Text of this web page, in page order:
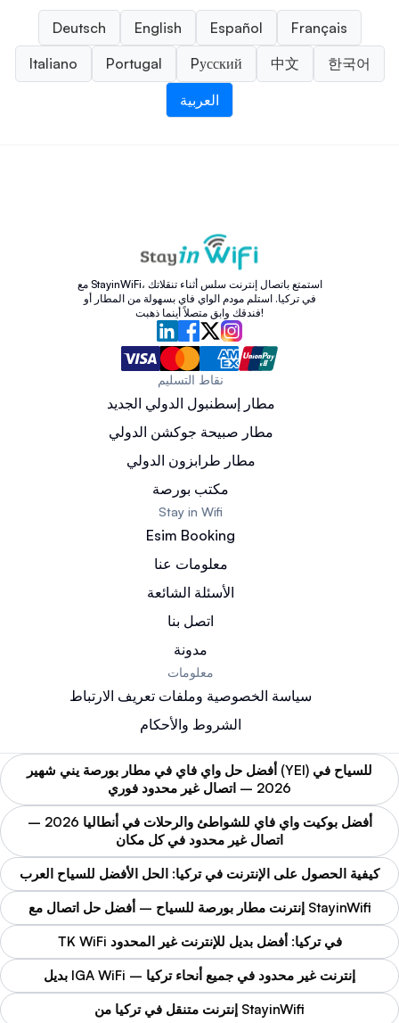
Deutsch English Español
Français
Italiano
Portugal Pусский 中文 한국어
العربية
مع StayinWiFi، استمتع باتصال إنترنت سلس أثناء تنقلاتك
في تركيا. استلم مودم الواي فاي بسهولة من المطار أو
فندقك وابق متصلاً أينما ذهبت!
نقاط التسليم
مطار إسطنبول الدولي الجديد
مطار صبيحة جوكشن الدولي
مطار طرابزون الدولي
مكتب بورصة
Stay in Wifi
Esim Booking
معلومات عنا
الأسئلة الشائعة
اتصل بنا
مدونة
معلومات
سياسة الخصوصية وملفات تعريف الارتباط
الشروط والأحكام
أفضل حل واي فاي في مطار بورصة يني شهير (YEI) للسياح في
2026 – اتصال غير محدود فوري
أفضل بوكيت واي فاي للشواطئ والرحلات في أنطاليا 2026 –
اتصال غير محدود في كل مكان
كيفية الحصول على الإنترنت في تركيا: الحل الأفضل للسياح العرب
إنترنت مطار بورصة للسياح – أفضل حل اتصال مع StayinWifi
TK WiFi في تركيا: أفضل بديل للإنترنت غير المحدود
بديل IGA WiFi – إنترنت غير محدود في جميع أنحاء تركيا
إنترنت متنقل في تركيا من StayinWifi